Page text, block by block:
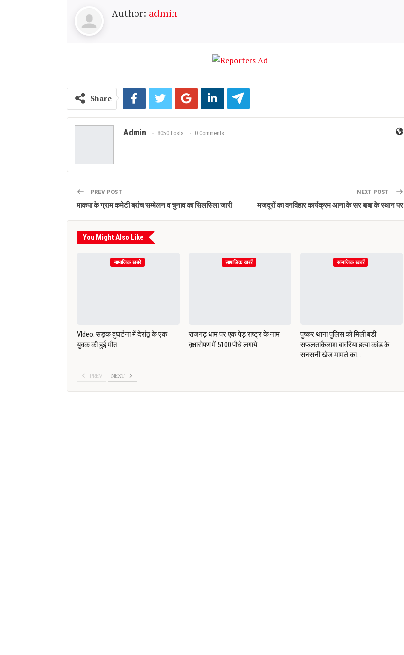
Author: admin
Share
Admin 8050 Posts 0 Comments
PREV POST
माकपा के ग्राम कमेटी ब्रांच सम्मेलन व चुनाव का सिलसिला जारी
NEXT POST
मजदूरों का वनविहार कार्यक्रम आना के सर बाबा के स्थान पर
You Might Also Like
सामाजिक खबरें
VIdeo: सड़क दुघर्टना में देरांठू के एक
युवक की हुई मौत
सामाजिक खबरें
राजगढ़ धाम पर एक पेड़ राष्ट्र के नाम
वृक्षारोपण में 5100 पौधे लगाये
सामाजिक खबरें
पुष्कर थाना पुलिस को मिली बडी
सफलताकैलाश बावरिया हत्या कांड के
सनसनी खेज मामले का…
PREV NEXT